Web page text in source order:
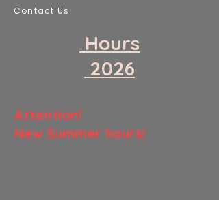
Contact Us
​ Hours
​ 2026
​Attention!
New Summer hours!